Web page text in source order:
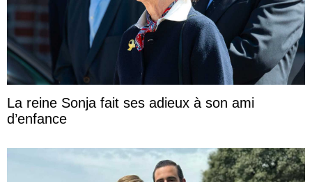
La reine Sonja fait ses adieux à son ami
d’enfance